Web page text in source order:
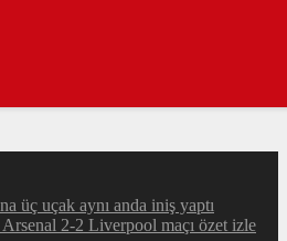
üç uçak aynı anda iniş yaptı
2-2 Liverpool maçı özet izle